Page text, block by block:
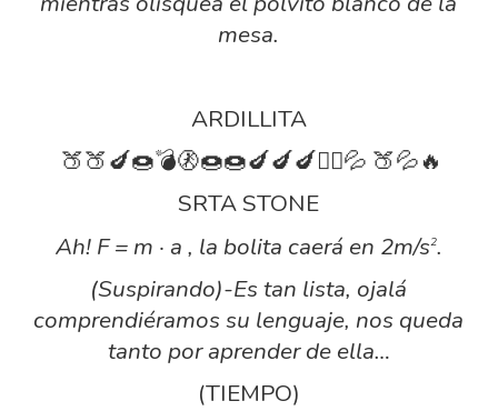
mesa.
ARDILLITA
🍑🍑🍆🍩💣🚷🍩🍩🍆🍆🍆🤸‍♀️💦 🍑💦🔥
SRTA STONE
Ah! F = m · a , la bolita caerá en 2m/s2.
(Suspirando)-Es tan lista, ojalá
comprendiéramos su lenguaje, nos queda
tanto por aprender de ella…
(TIEMPO)